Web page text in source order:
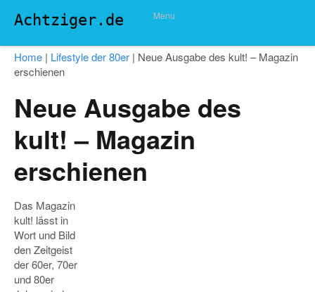
Achtziger.de Menu
Home | Lifestyle der 80er | Neue Ausgabe des kult! – Magazin
erschienen
Neue Ausgabe des
kult! – Magazin
erschienen
Das Magazin
kult! lässt in
Wort und Bild
den Zeitgeist
der 60er, 70er
und 80er